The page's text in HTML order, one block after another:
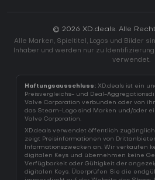
© 2026 XD.deals. Alle
Alle Marken, Spieltitel, Logos und Bilder
Inhaber und werden nur zu
verwendet.
Haftungsausschluss: XD.deals ist ein
Preisvergleichs- und Deal-
Valve Corporation verbunden oder von
das Steam-Logo sind Marken und/oder
Valve Corporation.
XD.deals verwendet öffentlich
zeigt Preisinformationen von
Informationszwecken an. Wir verkaufen
digitalen Keys und übernehmen keine
Verfügbarkeit oder Gültigkeit der
digitalen Keys. Überprüfen Sie die